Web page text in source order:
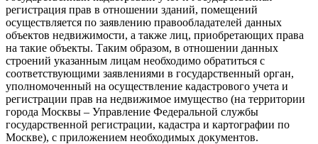
регистрация прав в отношении зданий, помещений
осуществляется по заявлению правообладателей данных
объектов недвижимости, а также лиц, приобретающих права
на такие объекты. Таким образом, в отношении данных
строений указанным лицам необходимо обратиться с
соответствующими заявлениями в государственный орган,
уполномоченный на осуществление кадастрового учета и
регистрации прав на недвижимое имущество (на территории
города Москвы – Управление Федеральной службы
государственной регистрации, кадастра и картографии по
Москве), с приложением необходимых документов.